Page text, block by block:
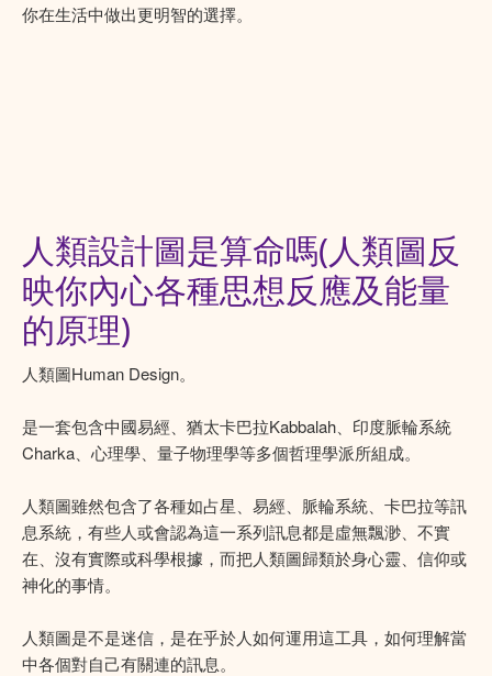
你在生活中做出更明智的選擇。
人類設計圖是算命嗎(人類圖反
映你內心各種思想反應及能量
的原理)
人類圖Human Design。
是一套包含中國易經、猶太卡巴拉Kabbalah、印度脈輪系統
Charka、心理學、量子物理學等多個哲理學派所組成。
人類圖雖然包含了各種如占星、易經、脈輪系統、卡巴拉等訊
息系統，有些人或會認為這一系列訊息都是虛無飄渺、不實
在、沒有實際或科學根據，而把人類圖歸類於身心靈、信仰或
神化的事情。
人類圖是不是迷信，是在乎於人如何運用這工具，如何理解當
中各個對自己有關連的訊息。